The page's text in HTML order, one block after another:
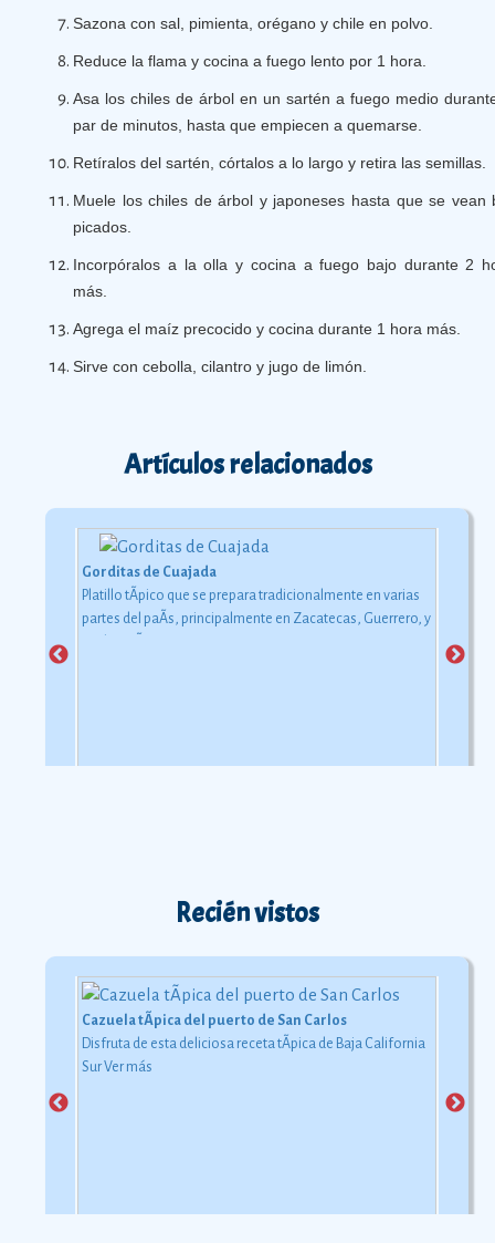
Sazona con sal, pimienta, orégano y chile en polvo.
Reduce la flama y cocina a fuego lento por 1 hora.
Asa los chiles de árbol en un sartén a fuego medio
par de minutos, hasta que empiecen a quemarse.
Retíralos del sartén, córtalos a lo largo y retira las semillas.
Muele los chiles de árbol y japoneses hasta que se vean
picados.
Incorpóralos a la olla y cocina a fuego bajo durante 2
más.
Agrega el maíz precocido y cocina durante 1 hora más.
Sirve con cebolla, cilantro y jugo de limón.
Artículos relacionados
Gorditas de Cuajada
Platillo tÃ­pico que se prepara tradicionalmente en varias
partes del paÃ­s, principalmente en Zacatecas, Guerrero, y
Recién vistos
Cazuela tÃ­pica del puerto de San Carlos
Disfruta de esta deliciosa receta tÃ­pica de Baja California
SurVer más